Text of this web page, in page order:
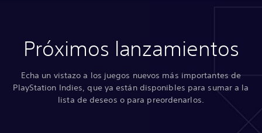
Próximos lanzamientos
Echa un vistazo a los juegos nuevos más importantes de
PlayStation Indies, que ya están disponibles para sumar a la
lista de deseos o para preordenarlos.